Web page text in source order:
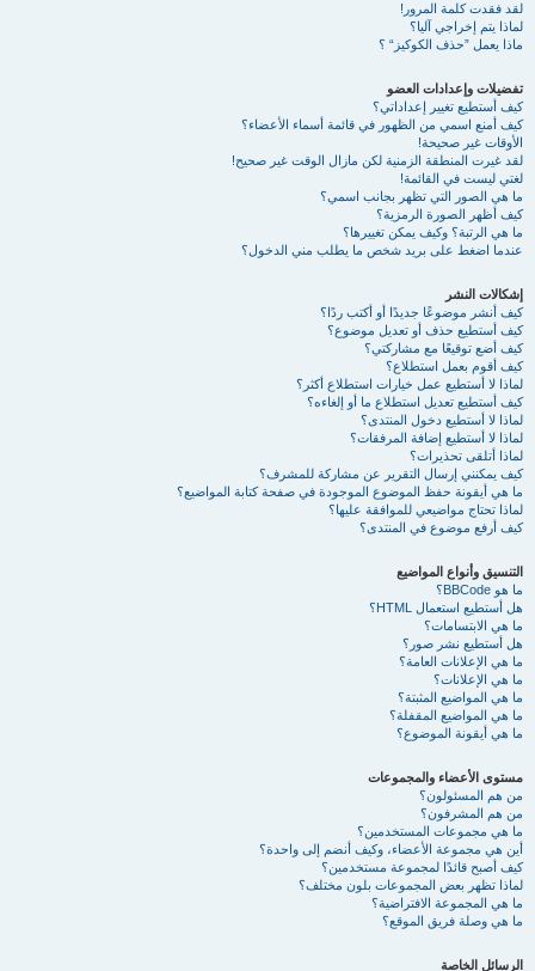
لقد فقدت كلمة المرور!
لماذا يتم إخراجي آليا؟
ماذا يعمل ”حذف الكوكيز“ ؟
تفضيلات وإعدادات العضو
كيف أستطيع تغيير إعداداتي؟
كيف أمنع اسمي من الظهور في قائمة أسماء الأعضاء؟
الأوقات غير صحيحة!
لقد غيرت المنطقة الزمنية لكن مازال الوقت غير صحيح!
لغتي ليست في القائمة!
ما هي الصور التي تظهر بجانب اسمي؟
كيف أظهر الصورة الرمزية؟
ما هي الرتبة؟ وكيف يمكن تغييرها؟
عندما اضغط على بريد شخص ما يطلب مني الدخول؟
إشكالات النشر
كيف أنشر موضوعًا جديدًا أو أكتب ردًا؟
كيف أستطيع حذف أو تعديل موضوع؟
كيف أضع توقيعًا مع مشاركتي؟
كيف أقوم بعمل استطلاع؟
لماذا لا أستطيع عمل خيارات استطلاع أكثر؟
كيف أستطيع تعديل استطلاع ما أو إلغاءه؟
لماذا لا أستطيع دخول المنتدى؟
لماذا لا أستطيع إضافة المرفقات؟
لماذا أتلقى تحذيرات؟
كيف يمكنني إرسال التقرير عن مشاركة للمشرف؟
ما هي أيقونة حفظ الموضوع الموجودة في صفحة كتابة المواضيع؟
لماذا تحتاج مواضيعي للموافقة عليها؟
كيف أرفع موضوع في المنتدى؟
التنسيق وأنواع المواضيع
ما هو BBCode؟
هل أستطيع استعمال HTML؟
ما هي الابتسامات؟
هل أستطيع نشر صور؟
ما هي الإعلانات العامة؟
ما هي الإعلانات؟
ما هي المواضيع المثبتة؟
ما هي المواضيع المقفلة؟
ما هي أيقونة الموضوع؟
مستوى الأعضاء والمجموعات
من هم المسئولون؟
من هم المشرفون؟
ما هي مجموعات المستخدمين؟
أين هي مجموعة الأعضاء، وكيف أنضم إلى واحدة؟
كيف أصبح قائدًا لمجموعة مستخدمين؟
لماذا تظهر بعض المجموعات بلون مختلف؟
ما هي المجموعة الافتراضية؟
ما هي وصلة فريق الموقع؟
الرسائل الخاصة